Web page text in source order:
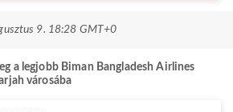
9. 18:28 GMT+0
a legjobb Biman Bangladesh Airlines
városába